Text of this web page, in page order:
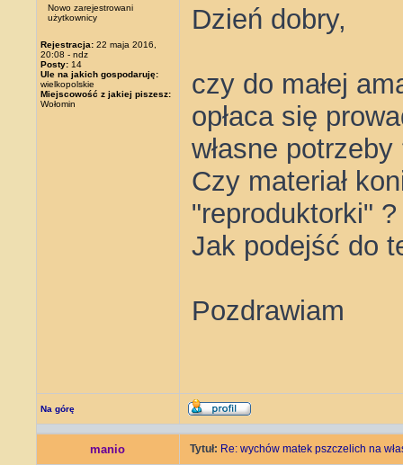
Nowo zarejestrowani
użytkownicy
Rejestracja: 22 maja 2016,
20:08 - ndz
Posty: 14
Ule na jakich gospodaruję:
wielkopolskie
Miejscowość z jakiej piszesz:
Wołomin
Dzień dobry,
czy do małej
opłaca się
własne potrzeby
Czy materiał
"reproduktorki" ?
Jak podejść do
Pozdrawiam
Na górę
manio Tytuł: Re: wychów matek pszczelich na